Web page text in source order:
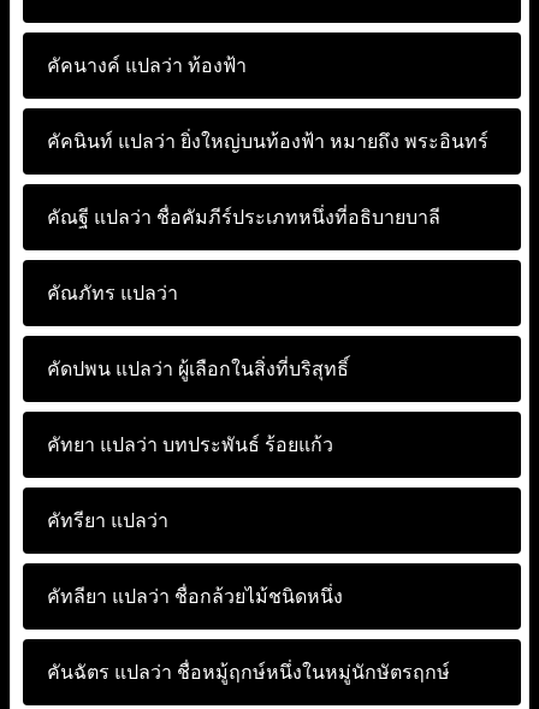
คัคนางค์ แปลว่า ท้องฟ้า
คัคนินท์ แปลว่า ยิ่งใหญ่บนท้องฟ้า หมายถึง พระอินทร์
คัณฐี แปลว่า ชื่อคัมภีร์ประเภทหนึ่งที่อธิบายบาลี
คัณภัทร แปลว่า
คัดปพน แปลว่า ผู้เลือกในสิ่งที่บริสุทธิ์
คัทยา แปลว่า บทประพันธ์ ร้อยแก้ว
คัทรียา แปลว่า
คัทลียา แปลว่า ชื่อกล้วยไม้ชนิดหนึ่ง
คันฉัตร แปลว่า ชื่อหมู้ฤกษ์หนึ่งในหมู่นักษัตรฤกษ์